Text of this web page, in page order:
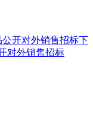
公开对外销售招标下
对外销售招标